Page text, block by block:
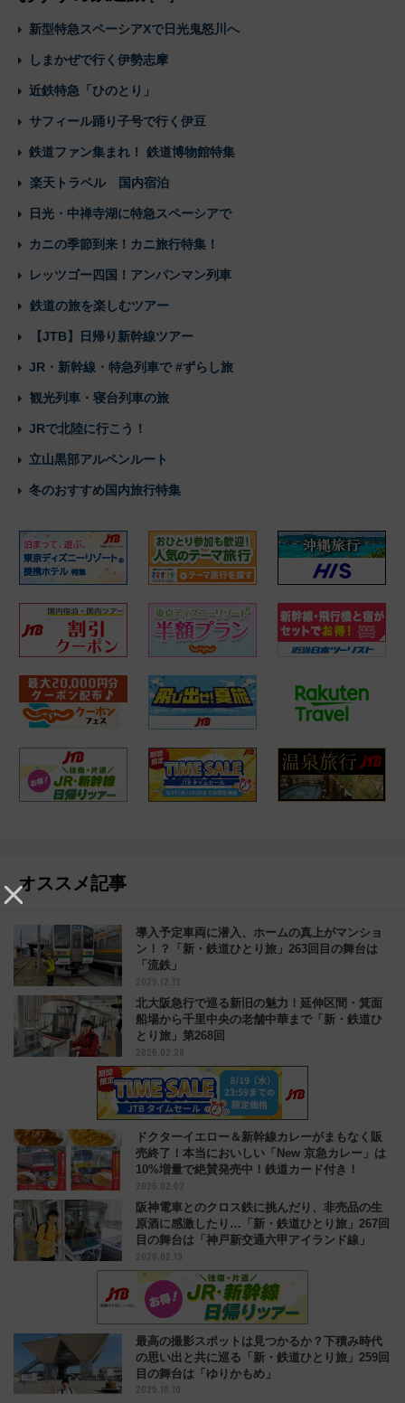
新型特急スペーシアXで日光鬼怒川へ
しまかぜで行く伊勢志摩
近鉄特急「ひのとり」
サフィール踊り子号で行く伊豆
鉄道ファン集まれ！ 鉄道博物館特集
楽天トラベル 国内宿泊
日光・中禅寺湖に特急スペーシアで
カニの季節到来！カニ旅行特集！
レッツゴー四国！アンパンマン列車
鉄道の旅を楽しむツアー
【JTB】日帰り新幹線ツアー
JR・新幹線・特急列車で #ずらし旅
観光列車・寝台列車の旅
JRで北陸に行こう！
立山黒部アルペンルート
冬のおすすめ国内旅行特集
オススメ記事
導入予定車両に潜入、ホームの真上がマンショ
ン！？「新・鉄道ひとり旅」263回目の舞台は
「流鉄」
2025.12.12
北大阪急行で巡る新旧の魅力！延伸区間・箕面
船場から千里中央の老舗中華まで「新・鉄道ひ
とり旅」第268回
2026.02.28
ドクターイエロー＆新幹線カレーがまもなく販
売終了！本当においしい「New 京急カレー」は
10%増量で絶賛発売中！鉄道カード付き！
2026.02.02
阪神電車とのクロス鉄に挑んだり、非売品の生
原酒に感激したり…「新・鉄道ひとり旅」267回
目の舞台は「神戸新交通六甲アイランド線」
2026.02.13
最高の撮影スポットは見つかるか？下積み時代
の思い出と共に巡る「新・鉄道ひとり旅」259回
目の舞台は「ゆりかもめ」
2025.10.10